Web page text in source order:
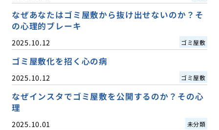
なぜあなたはゴミ屋敷から抜け出せないのか？そ
の心理的ブレーキ
2025.10.12 ゴミ屋敷
ゴミ屋敷化を招く心の病
2025.10.12 ゴミ屋敷
なぜインスタでゴミ屋敷を公開するのか？その心
理
2025.10.01 未分類